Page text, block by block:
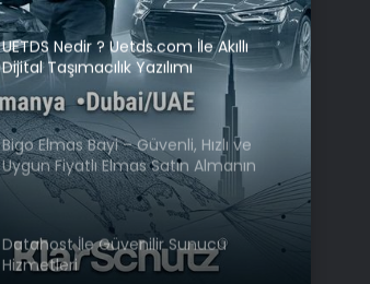
Bigo Elmas Bayi – Güvenli, Hızlı ve
Uygun Fiyatlı Elmas Satın Almanın
Yeni Adresi
Datahost İle Güvenilir Sunucu
Hizmetleri
Başkan Erdoğan’dan ZTK şampiyonu
Galatasaray’a tebrik